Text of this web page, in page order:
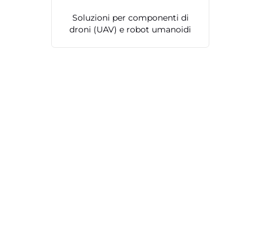
Soluzioni per componenti di
droni (UAV) e robot umanoidi